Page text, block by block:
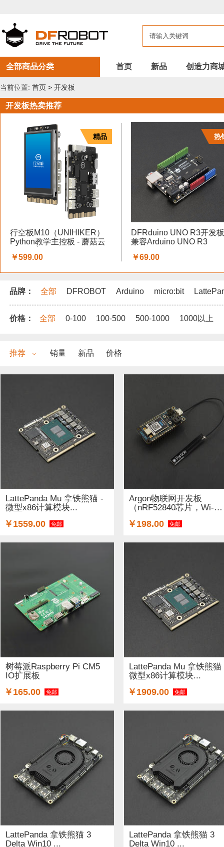
板
全部商品分类 首页 新品 创造力商
当前位置: 首页 > 开发板
开发板热卖推荐
精品
行空板M10（UNIHIKER）
Python教学主控板 - 蘑菇云
￥599.00
热
DFRduino UNO R3开发
兼容Arduino UNO R3
￥69.00
品牌： 全部 DFROBOT Arduino micro:bit
价格： 全部 0-100 100-500 500-1000 1000以上
推荐 销量 新品 价格
LattePanda Mu 拿铁熊猫 -
微型x86计算模块...
￥1559.00 免邮
Argon物联网开发板
（nRF52840芯片，Wi-
￥198.00 免邮
树莓派Raspberry Pi CM5
IO扩展板
￥165.00 免邮
LattePanda Mu 拿铁熊猫
微型x86计算模块...
￥1909.00 免邮
LattePanda 拿铁熊猫 3
Delta Win10 ...
LattePanda 拿铁熊猫 3
Delta Win10 ...